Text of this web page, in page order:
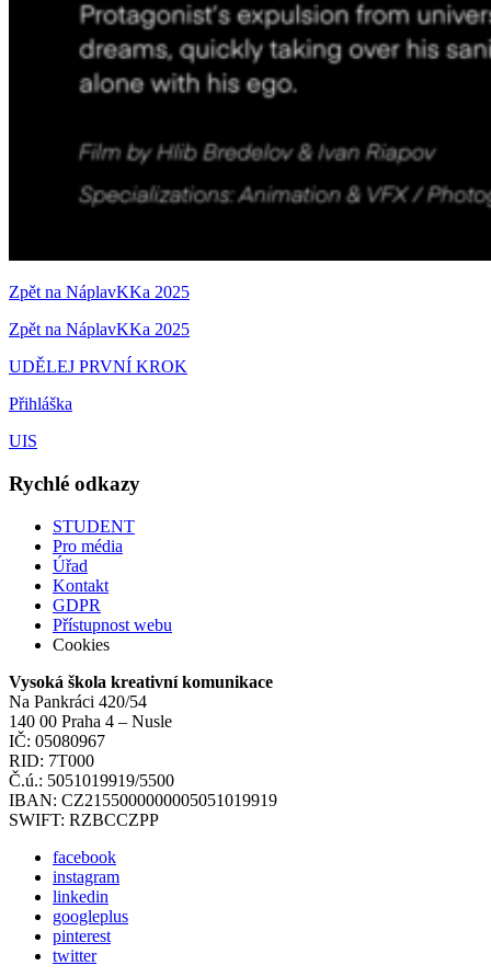
Zpět na NáplavKKa 2025
Zpět na NáplavKKa 2025
UDĚLEJ PRVNÍ KROK
Přihláška
UIS
Rychlé odkazy
STUDENT
Pro média
Úřad
Kontakt
GDPR
Přístupnost webu
Cookies
Vysoká škola kreativní komunikace
Na Pankráci 420/54
140 00 Praha 4 – Nusle
IČ: 05080967
RID: 7T000
Č.ú.: 5051019919/5500
IBAN: CZ2155000000005051019919
SWIFT: RZBCCZPP
facebook
instagram
linkedin
googleplus
pinterest
twitter